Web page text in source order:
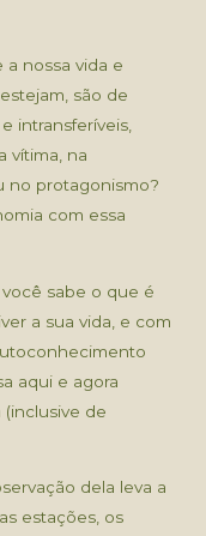
a nossa vida e
são de
intransferíveis,
vítima, na
no protagonismo?
com essa
sabe o que é
a sua vida, e com
aqui e agora
de
dela leva a
estações, os